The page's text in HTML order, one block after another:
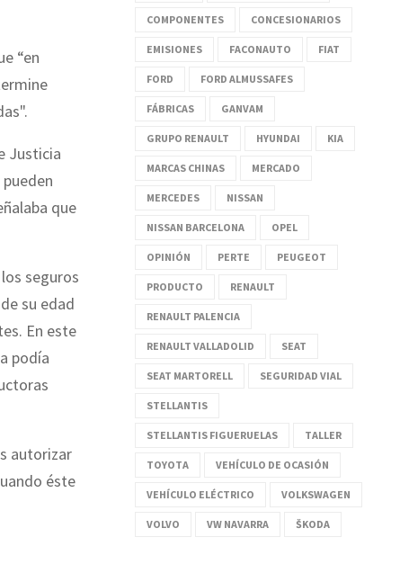
“en
Justicia
que
seguros
su edad
En este
podía
autorizar
éste
COMPONENTES CONCESIONARIOS
EMISIONES FACONAUTO FIAT
FORD FORD ALMUSSAFES
FÁBRICAS GANVAM
GRUPO RENAULT HYUNDAI KIA
MARCAS CHINAS MERCADO
MERCEDES NISSAN
NISSAN BARCELONA OPEL
OPINIÓN PERTE PEUGEOT
PRODUCTO RENAULT
RENAULT PALENCIA
RENAULT VALLADOLID SEAT
SEAT MARTORELL SEGURIDAD VIAL
STELLANTIS
STELLANTIS FIGUERUELAS TALLER
TOYOTA VEHÍCULO DE OCASIÓN
VEHÍCULO ELÉCTRICO VOLKSWAGEN
VOLVO VW NAVARRA ŠKODA